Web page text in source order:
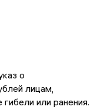
о
лицам,
или ранения.